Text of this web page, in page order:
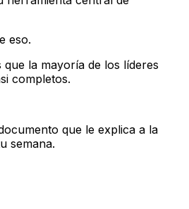
eso.
la mayoría de los líderes
completos.
que le explica a la
semana.